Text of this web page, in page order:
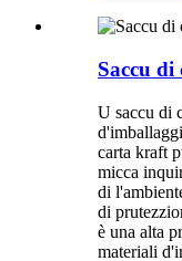
Saccu
U saccu di
carta kraft
micca
di
di
è una alta
materiali